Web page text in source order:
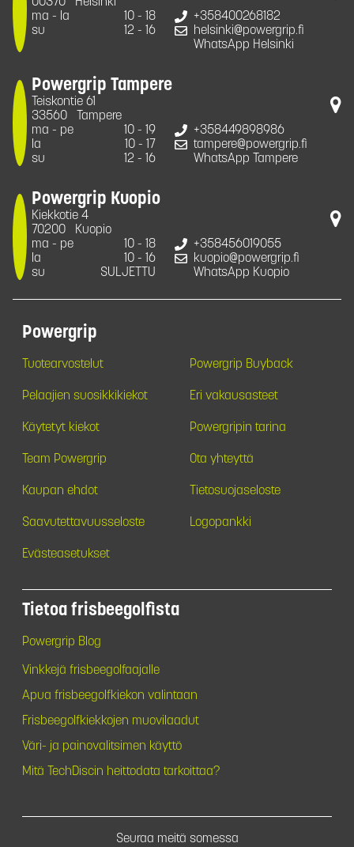
ma - la
10 - 18
su
12 - 16
+358400268182
helsinki@powergrip.fi
WhatsApp Helsinki
Powergrip Tampere
Teiskontie 61
33560
Tampere
ma - pe
10 - 19
la
10 - 17
su
12 - 16
+358449898986
tampere@powergrip.fi
WhatsApp Tampere
Powergrip Kuopio
Kiekkotie 4
70200
Kuopio
ma - pe
10 - 18
la
10 - 16
su
SULJETTU
+358456019055
kuopio@powergrip.fi
WhatsApp Kuopio
Powergrip
Tuotearvostelut Powergrip Buyback
Pelaajien suosikkikiekot Eri vakausasteet
Käytetyt kiekot Powergripin tarina
Team Powergrip Ota yhteyttä
Kaupan ehdot Tietosuojaseloste
Saavutettavuusseloste Logopankki
Evästeasetukset
Tietoa frisbeegolfista
Powergrip Blog
Vinkkejä frisbeegolfaajalle
Apua frisbeegolfkiekon valintaan
Frisbeegolfkiekkojen muovilaadut
Väri- ja painovalitsimen käyttö
Mitä TechDiscin heittodata tarkoittaa?
Seuraa meitä somessa